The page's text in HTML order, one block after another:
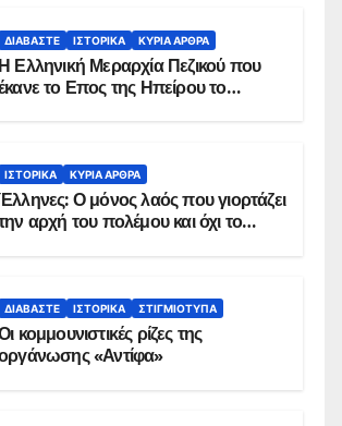
ΔΙΑΒΆΣΤΕ ΙΣΤΟΡΙΚΆ ΚΥΡΙΑ ΑΡΘΡΑ
Η Ελληνική Μεραρχία Πεζικού που
το Επος της Ηπείρου το
ΙΣΤΟΡΙΚΆ ΚΥΡΙΑ ΑΡΘΡΑ
Ο μόνος λαός που γιορτάζει
αρχή του πολέμου και όχι το
ΔΙΑΒΆΣΤΕ ΙΣΤΟΡΙΚΆ ΣΤΙΓΜΙΌΤΥΠΑ
κομμουνιστικές ρίζες της
«Αντίφα»